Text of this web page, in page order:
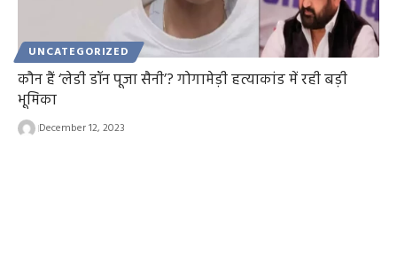
UNCATEGORIZED
कौन हैं ‘लेडी डॉन पूजा सैनी’? गोगामेड़ी हत्याकांड में रही बड़ी
भूमिका
December 12, 2023